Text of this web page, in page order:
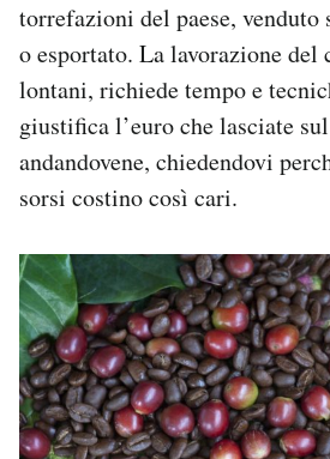
torrefazioni del paese,
o esportato. La lavorazione del
lontani, richiede tempo e
giustifica l’euro che lasciate
andandovene, chiedendovi
sorsi costino così cari.